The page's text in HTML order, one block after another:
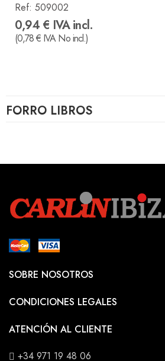
FORRO LIBROS
Ref: 509002
0,94 € IVA incl.
(0,78 € IVA No incl.)
SOBRE NOSOTROS
CONDICIONES LEGALES
ATENCIÓN AL CLIENTE
+34 971 19 48 06